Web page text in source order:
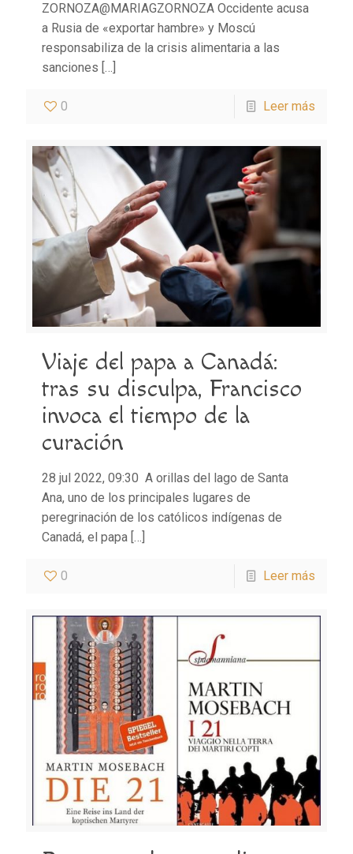
ZORNOZA@MARIAGZORNOZA Occidente acusa
a Rusia de «exportar hambre» y Moscú
responsabiliza de la crisis alimentaria a las
sanciones […]
0 Leer más
Viaje del papa a Canadá:
tras su disculpa, Francisco
invoca el tiempo de la
curación
28 jul 2022, 09:30 A orillas del lago de Santa
Ana, uno de los principales lugares de
peregrinación de los católicos indígenas de
Canadá, el papa […]
0 Leer más